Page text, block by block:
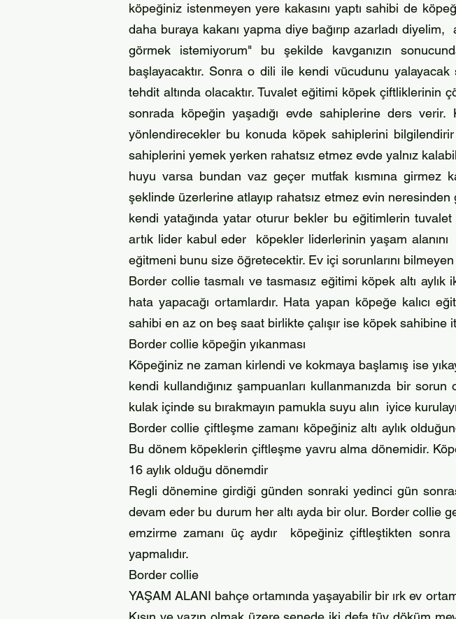
köpeğiniz istenmeyen yere kakasını yaptı sahibi de
daha buraya kakanı yapma diye bağırıp azarladı
görmek istemiyorum" bu şekilde kavganızın
başlayacaktır. Sonra o dili ile kendi vücudunu yalayacak
tehdit altında olacaktır. Tuvalet eğitimi köpek
sonrada köpeğin yaşadığı evde sahiplerine ders verir.
yönlendirecekler bu konuda köpek sahiplerini
sahiplerini yemek yerken rahatsız etmez evde yalnız
huyu varsa bundan vaz geçer mutfak kısmına
şeklinde üzerlerine atlayıp rahatsız etmez evin
kendi yatağında yatar oturur bekler bu eğitimlerin
artık lider kabul eder köpekler liderlerinin yaşam
eğitmeni bunu size öğretecektir. Ev içi sorunlarını
Border collie tasmalı ve tasmasız eğitimi köpek altı
hata yapacağı ortamlardır. Hata yapan köpeğe kalıcı
sahibi en az on beş saat birlikte çalışır ise köpek sahibine
Border collie köpeğin yıkanması
Köpeğiniz ne zaman kirlendi ve kokmaya başlamış ise
kendi kullandığınız şampuanları kullanmanızda bir
kulak içinde su bırakmayın pamukla suyu alın iyice
Border collie çiftleşme zamanı köpeğiniz altı aylık
Bu dönem köpeklerin çiftleşme yavru alma dönemidir.
16 aylık olduğu dönemdir
Regli dönemine girdiği günden sonraki yedinci gün
devam eder bu durum her altı ayda bir olur. Border collie
emzirme zamanı üç aydır köpeğiniz çiftleştikten
yapmalıdır.
Border collie
YAŞAM ALANI bahçe ortamında yaşayabilir bir ırk ev